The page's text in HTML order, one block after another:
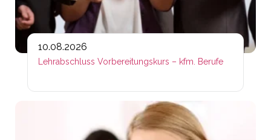
10.08.2026
Lehrabschluss Vorbereitungskurs – kfm. Berufe